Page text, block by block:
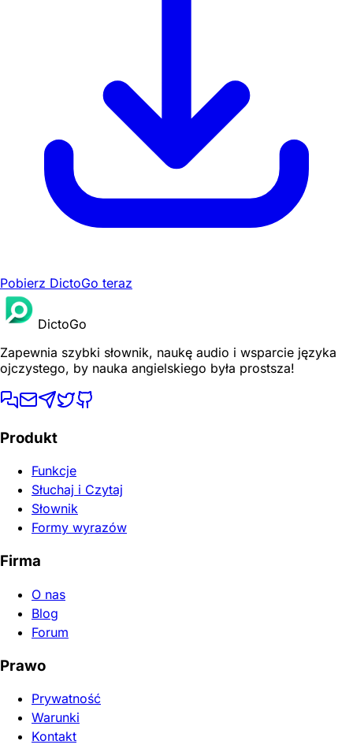
Pobierz DictoGo teraz
DictoGo
Zapewnia szybki słownik, naukę audio i wsparcie języka
ojczystego, by nauka angielskiego była prostsza!
Produkt
Funkcje
Słuchaj i Czytaj
Słownik
Formy wyrazów
Firma
O nas
Blog
Forum
Prawo
Prywatność
Warunki
Kontakt